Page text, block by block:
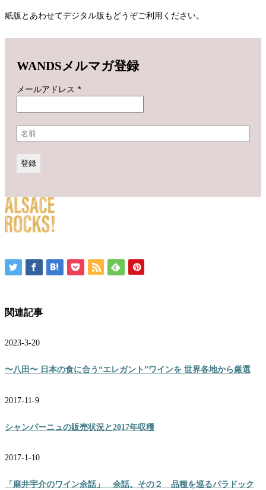
紙版とあわせてデジタル版もどうぞご利用ください。
WANDSメルマガ登録
メールアドレス *
関連記事
2023-3-20
〜八田〜 日本の食に合う“エレガント”ワインを 世界各地から厳選
2017-11-9
シャンパーニュの販売状況と2017年収穫
2017-1-10
「麻井宇介のワイン余話」 余話。その２ 品種を巡るパラドック